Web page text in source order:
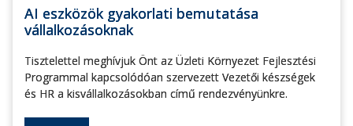
AI eszközök gyakorlati bemutatása
vállalkozásoknak
Tisztelettel meghívjuk Önt az Üzleti Környezet Fejlesztési
Programmal kapcsolódóan szervezett Vezetői készségek
és HR a kisvállalkozásokban című rendezvényünkre.